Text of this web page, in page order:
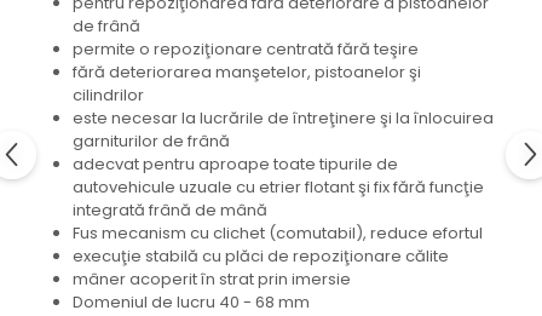
de frână
permite o repoziţionare centrată fără teşire
fără deteriorarea manşetelor, pistoanelor şi
cilindrilor
este necesar la lucrările de întreţinere şi la înlocuirea
garniturilor de frână
adecvat pentru aproape toate tipurile de
autovehicule uzuale cu etrier flotant şi fix fără funcţie
integrată frână de mână
Fus mecanism cu clichet (comutabil), reduce efortul
execuţie stabilă cu plăci de repoziţionare călite
mâner acoperit în strat prin imersie
Domeniul de lucru 40 - 68 mm